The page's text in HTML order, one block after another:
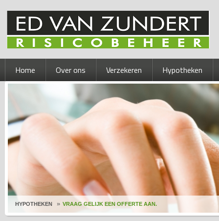
HYPOTHEKEN VRAAG GELIJK EEN OFFERTE AAN.
Home Over ons Verzekeren Hypotheken